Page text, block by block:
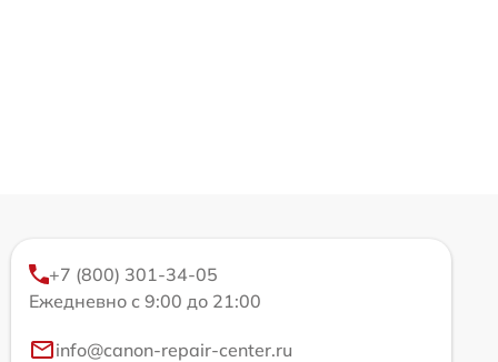
+7 (800) 301-34-05
Ежедневно с 9:00 до 21:00
info@canon-repair-center.ru